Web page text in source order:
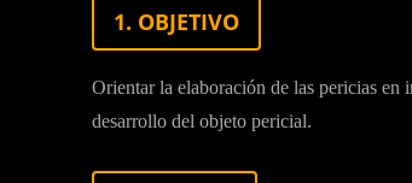
1. OBJETIVO
Orientar la elaboración de las pericias en
desarrollo del objeto pericial.